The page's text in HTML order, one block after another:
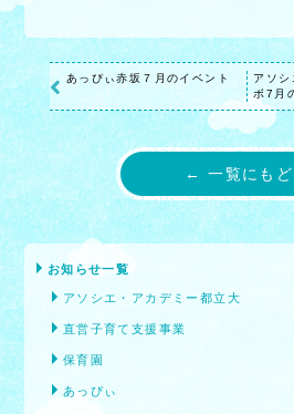
あっぴぃ赤坂７月のイベント
アソシ
ボ7月
← 一覧にもど
お知らせ一覧
アソシエ・アカデミー都立大
直営子育て支援事業
保育園
あっぴぃ